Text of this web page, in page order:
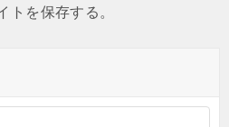
トを保存する。